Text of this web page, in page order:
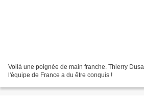
Voilà une poignée de main franche. Thierry
l'équipe de France a du être conquis !